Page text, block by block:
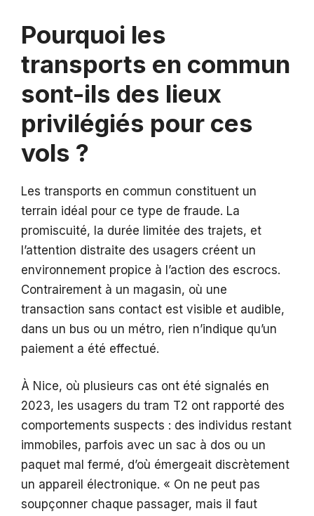
Pourquoi les
transports en commun
sont-ils des lieux
privilégiés pour ces
vols ?
Les transports en commun constituent un
terrain idéal pour ce type de fraude. La
promiscuité, la durée limitée des trajets, et
l’attention distraite des usagers créent un
environnement propice à l’action des escrocs.
Contrairement à un magasin, où une
transaction sans contact est visible et audible,
dans un bus ou un métro, rien n’indique qu’un
paiement a été effectué.
À Nice, où plusieurs cas ont été signalés en
2023, les usagers du tram T2 ont rapporté des
comportements suspects : des individus restant
immobiles, parfois avec un sac à dos ou un
paquet mal fermé, d’où émergeait discrètement
un appareil électronique. « On ne peut pas
soupçonner chaque passager, mais il faut